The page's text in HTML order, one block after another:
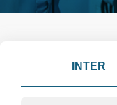
INTER